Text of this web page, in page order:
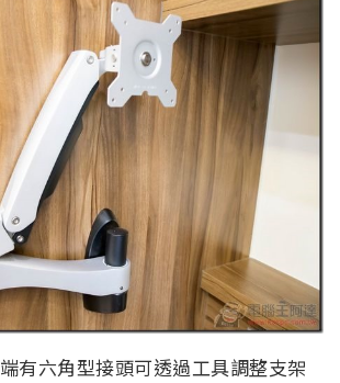
有六角型接頭可透過工具調整支架